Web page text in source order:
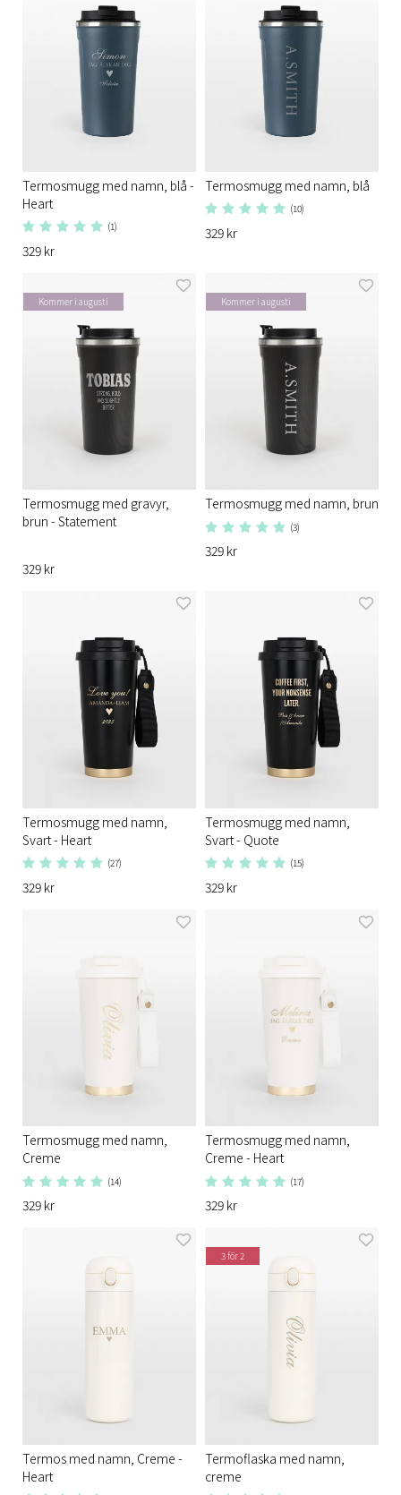
Termosmugg med namn, blå -
Heart
(1)
329 kr
Termosmugg med namn, blå
(10)
329 kr
Kommer i augusti
Termosmugg med gravyr,
brun - Statement
329 kr
Kommer i augusti
Termosmugg med namn, brun
(3)
329 kr
Termosmugg med namn,
Svart - Heart
(27)
329 kr
Termosmugg med namn,
Svart - Quote
(15)
329 kr
Termosmugg med namn,
Creme
(14)
329 kr
Termosmugg med namn,
Creme - Heart
(17)
329 kr
Termos med namn, Creme -
Heart
3 för 2
Termoflaska med namn,
creme